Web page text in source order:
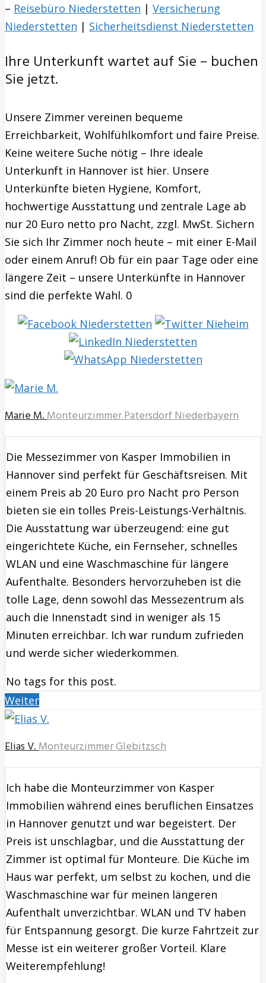
– Reisebüro Niederstetten | Versicherung
Niederstetten | Sicherheitsdienst Niederstetten
Ihre Unterkunft wartet auf Sie – buchen
Sie jetzt.
Unsere Zimmer vereinen bequeme
Erreichbarkeit, Wohlfühlkomfort und faire Preise.
Keine weitere Suche nötig – Ihre ideale
Unterkunft in Hannover ist hier. Unsere
Unterkünfte bieten Hygiene, Komfort,
hochwertige Ausstattung und zentrale Lage ab
nur 20 Euro netto pro Nacht, zzgl. MwSt. Sichern
Sie sich Ihr Zimmer noch heute – mit einer E-Mail
oder einem Anruf! Ob für ein paar Tage oder eine
längere Zeit – unsere Unterkünfte in Hannover
sind die perfekte Wahl. 0
Marie M.Monteurzimmer Patersdorf Niederbayern
Die Messezimmer von Kasper Immobilien in
Hannover sind perfekt für Geschäftsreisen. Mit
einem Preis ab 20 Euro pro Nacht pro Person
bieten sie ein tolles Preis-Leistungs-Verhältnis.
Die Ausstattung war überzeugend: eine gut
eingerichtete Küche, ein Fernseher, schnelles
WLAN und eine Waschmaschine für längere
Aufenthalte. Besonders hervorzuheben ist die
tolle Lage, denn sowohl das Messezentrum als
auch die Innenstadt sind in weniger als 15
Minuten erreichbar. Ich war rundum zufrieden
und werde sicher wiederkommen.
No tags for this post.
Weiter
Elias V.Monteurzimmer Glebitzsch
Ich habe die Monteurzimmer von Kasper
Immobilien während eines beruflichen Einsatzes
in Hannover genutzt und war begeistert. Der
Preis ist unschlagbar, und die Ausstattung der
Zimmer ist optimal für Monteure. Die Küche im
Haus war perfekt, um selbst zu kochen, und die
Waschmaschine war für meinen längeren
Aufenthalt unverzichtbar. WLAN und TV haben
für Entspannung gesorgt. Die kurze Fahrtzeit zur
Messe ist ein weiterer großer Vorteil. Klare
Weiterempfehlung!